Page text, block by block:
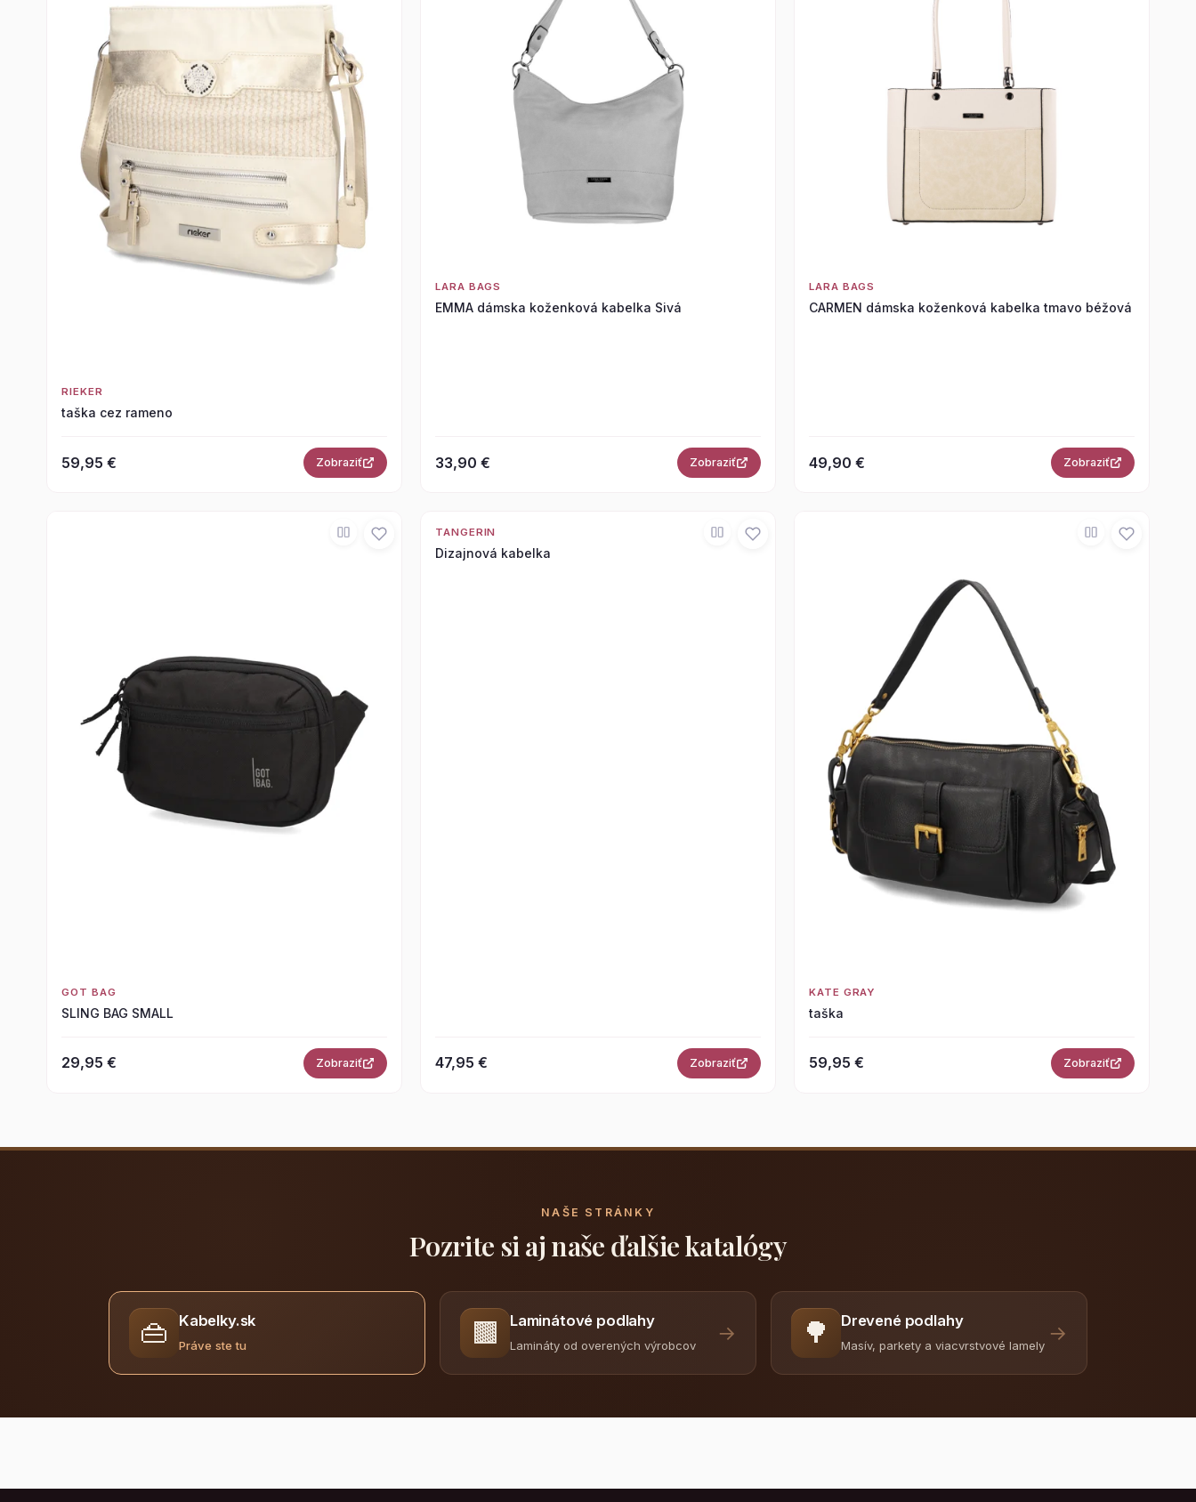
RIEKER
taška cez rameno
59,95 € Zobraziť
LARA BAGS
EMMA dámska koženková kabelka Sivá
33,90 € Zobraziť
LARA BAGS
CARMEN dámska koženková kabelka tmavo béžová
49,90 € Zobraziť
GOT BAG
SLING BAG SMALL
29,95 € Zobraziť
TANGERIN
Dizajnová kabelka
47,95 € Zobraziť
KATE GRAY
taška
59,95 € Zobraziť
NAŠE STRÁNKY
Pozrite si aj naše ďalšie katalógy
👜 Kabelky.sk
Práve ste tu 🟫 Laminátové podlahy
Lamináty od overených výrobcov
→ 🌳 Drevené podlahy
Masív, parkety a viacvrstvové lamely
→